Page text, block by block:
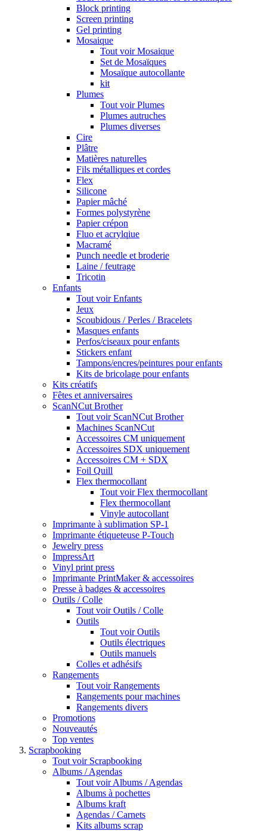
Block printing
Screen printing
Gel printing
Mosaique
Tout voir Mosaique
Set de Mosaïques
Mosaïque autocollante
kit
Plumes
Tout voir Plumes
Plumes autruches
Plumes diverses
Cire
Plâtre
Matières naturelles
Fils métalliques et cordes
Flex
Silicone
Papier mâché
Formes polystyrène
Papier crépon
Fluo et acrylqiue
Macramé
Punch needle et broderie
Laine / feutrage
Tricotin
Enfants
Tout voir Enfants
Jeux
Scoubidous / Perles / Bracelets
Masques enfants
Perfos/ciseaux pour enfants
Stickers enfant
Tampons/encres/peintures pour enfants
Kits de bricolage pour enfants
Kits créatifs
Fêtes et anniversaires
ScanNCut Brother
Tout voir ScanNCut Brother
Machines ScanNCut
Accessoires CM uniquement
Accessoires SDX uniquement
Accessoires CM + SDX
Foil Quill
Flex thermocollant
Tout voir Flex thermocollant
Flex thermocollant
Vinyle autocollant
Imprimante à sublimation SP-1
Imprimante étiqueteuse P-Touch
Jewelry press
ImpressArt
Vinyl print press
Imprimante PrintMaker & accessoires
Presse à badges & accessoires
Outils / Colle
Tout voir Outils / Colle
Outils
Tout voir Outils
Outils électriques
Outils manuels
Colles et adhésifs
Rangements
Tout voir Rangements
Rangements pour machines
Rangements divers
Promotions
Nouveautés
Top ventes
Scrapbooking
Tout voir Scrapbooking
Albums / Agendas
Tout voir Albums / Agendas
Albums à pochettes
Albums kraft
Agendas / Carnets
Kits albums scrap